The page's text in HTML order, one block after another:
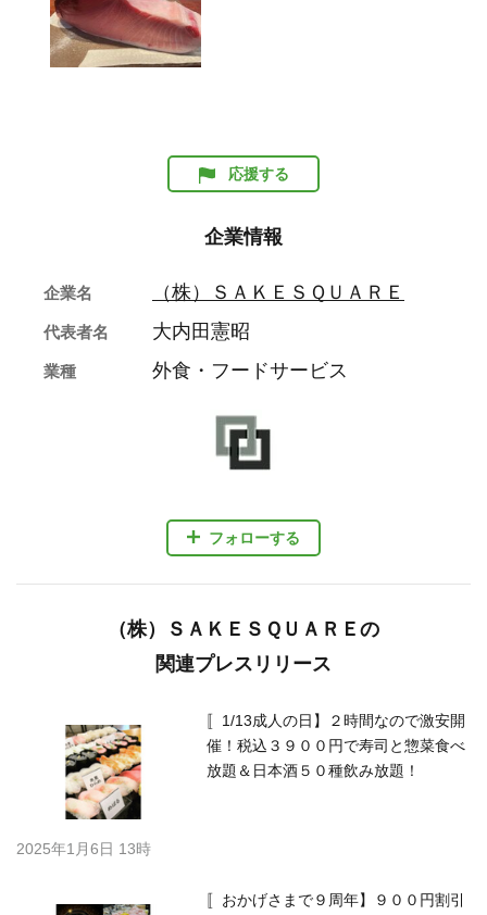
応援する
企業情報
フォローする
企業名 （株）ＳＡＫＥＳＱＵＡＲＥ
代表者名 大内田憲昭
業種 外食・フードサービス
（株）ＳＡＫＥＳＱＵＡＲＥの
関連プレスリリース
〚1/13成人の日】２時間なので激安開
催！税込３９００円で寿司と惣菜食べ
放題＆日本酒５０種飲み放題！
2025年1月6日 13時
〚おかげさまで９周年】９００円割引